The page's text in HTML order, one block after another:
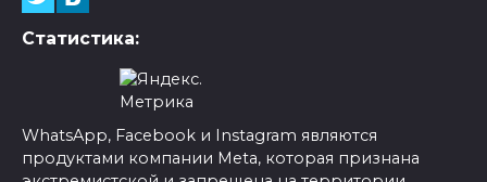
Статистика:
WhatsApp, Facebook и Instagram являются
продуктами компании Meta, которая признана